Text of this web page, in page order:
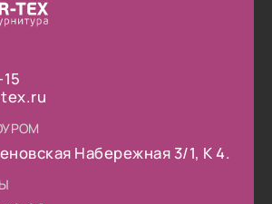
Набережная 3/1, К 4.